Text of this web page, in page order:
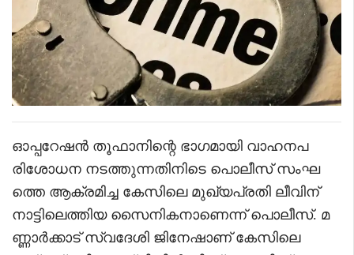
ഓപ്പറേഷൻ തൂഫാനിന്റെ ഭാഗമായി വാഹനപ
രിശോധന നടത്തുന്നതിനിടെ പൊലീസ് സംഘ
ത്തെ ആക്രമിച്ച കേസിലെ മുഖ്യപ്രതി ലീവിന്
നാട്ടിലെത്തിയ സൈനികനാണെന്ന് പൊലീസ്. മ
ണ്ണാർക്കാട് സ്വദേശി ജിനേഷാണ് കേസിലെ